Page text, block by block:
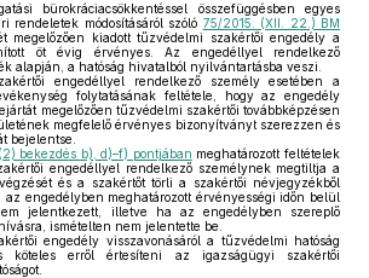
bürokráciacsökkentéssel összefüggésben egyes
rendeletek módosításáról szóló 75/2015. (XII. 22.) BM
megelőzően kiadott tűzvédelmi szakértői engedély a
öt évig érvényes. Az engedéllyel rendelkező
alapján, a hatóság hivatalból nyilvántartásba veszi.
engedéllyel rendelkező személy esetében a
folytatásának feltétele, hogy az engedély
megelőzően tűzvédelmi szakértői továbbképzésen
megfelelő érvényes bizonyítványt szerezzen és
bejelentse.
bekezdés b), d)–f) pontjában meghatározott feltételek
engedéllyel rendelkező személynek megtiltja a
és a szakértőt törli a szakértői névjegyzékből
engedélyben meghatározott érvényességi időn belül
jelentkezett, illetve ha az engedélyben szereplő
ismételten nem jelentette be.
engedély visszavonásáról a tűzvédelmi hatóság
köteles erről értesíteni az igazságügyi szakértői